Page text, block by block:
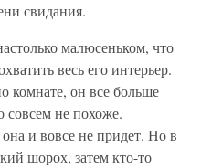
свидания.
малюсеньком, что
весь его интерьер.
комнате, он все больше
совсем не похоже.
и вовсе не придет. Но в
шорох, затем кто-то